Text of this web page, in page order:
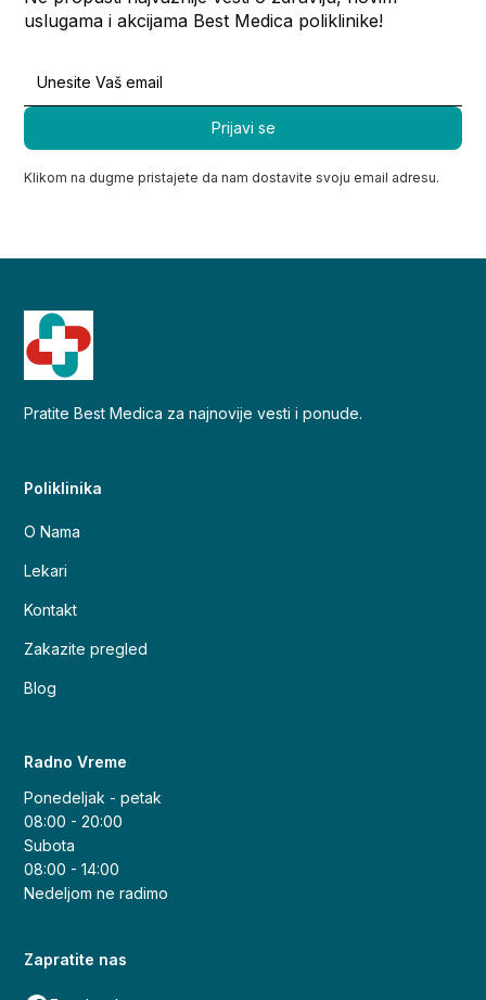
uslugama i akcijama Best Medica poliklinike!
Klikom na dugme pristajete da nam dostavite svoju email adresu.
Pratite Best Medica za najnovije vesti i ponude.
Poliklinika
O Nama
Lekari
Kontakt
Zakazite pregled
Blog
Radno Vreme
Ponedeljak - petak
08:00 - 20:00
Subota
08:00 - 14:00
Nedeljom ne radimo
Zapratite nas